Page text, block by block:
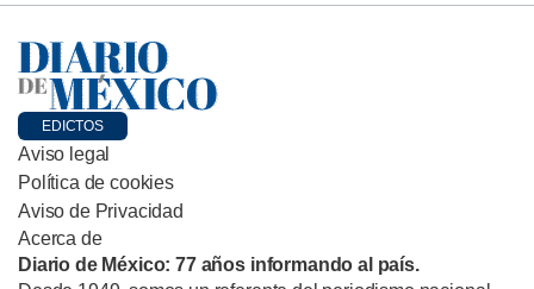
EDICTOS
Aviso legal
Política de cookies
Aviso de Privacidad
Acerca de
Diario de México: 77 años informando al país.